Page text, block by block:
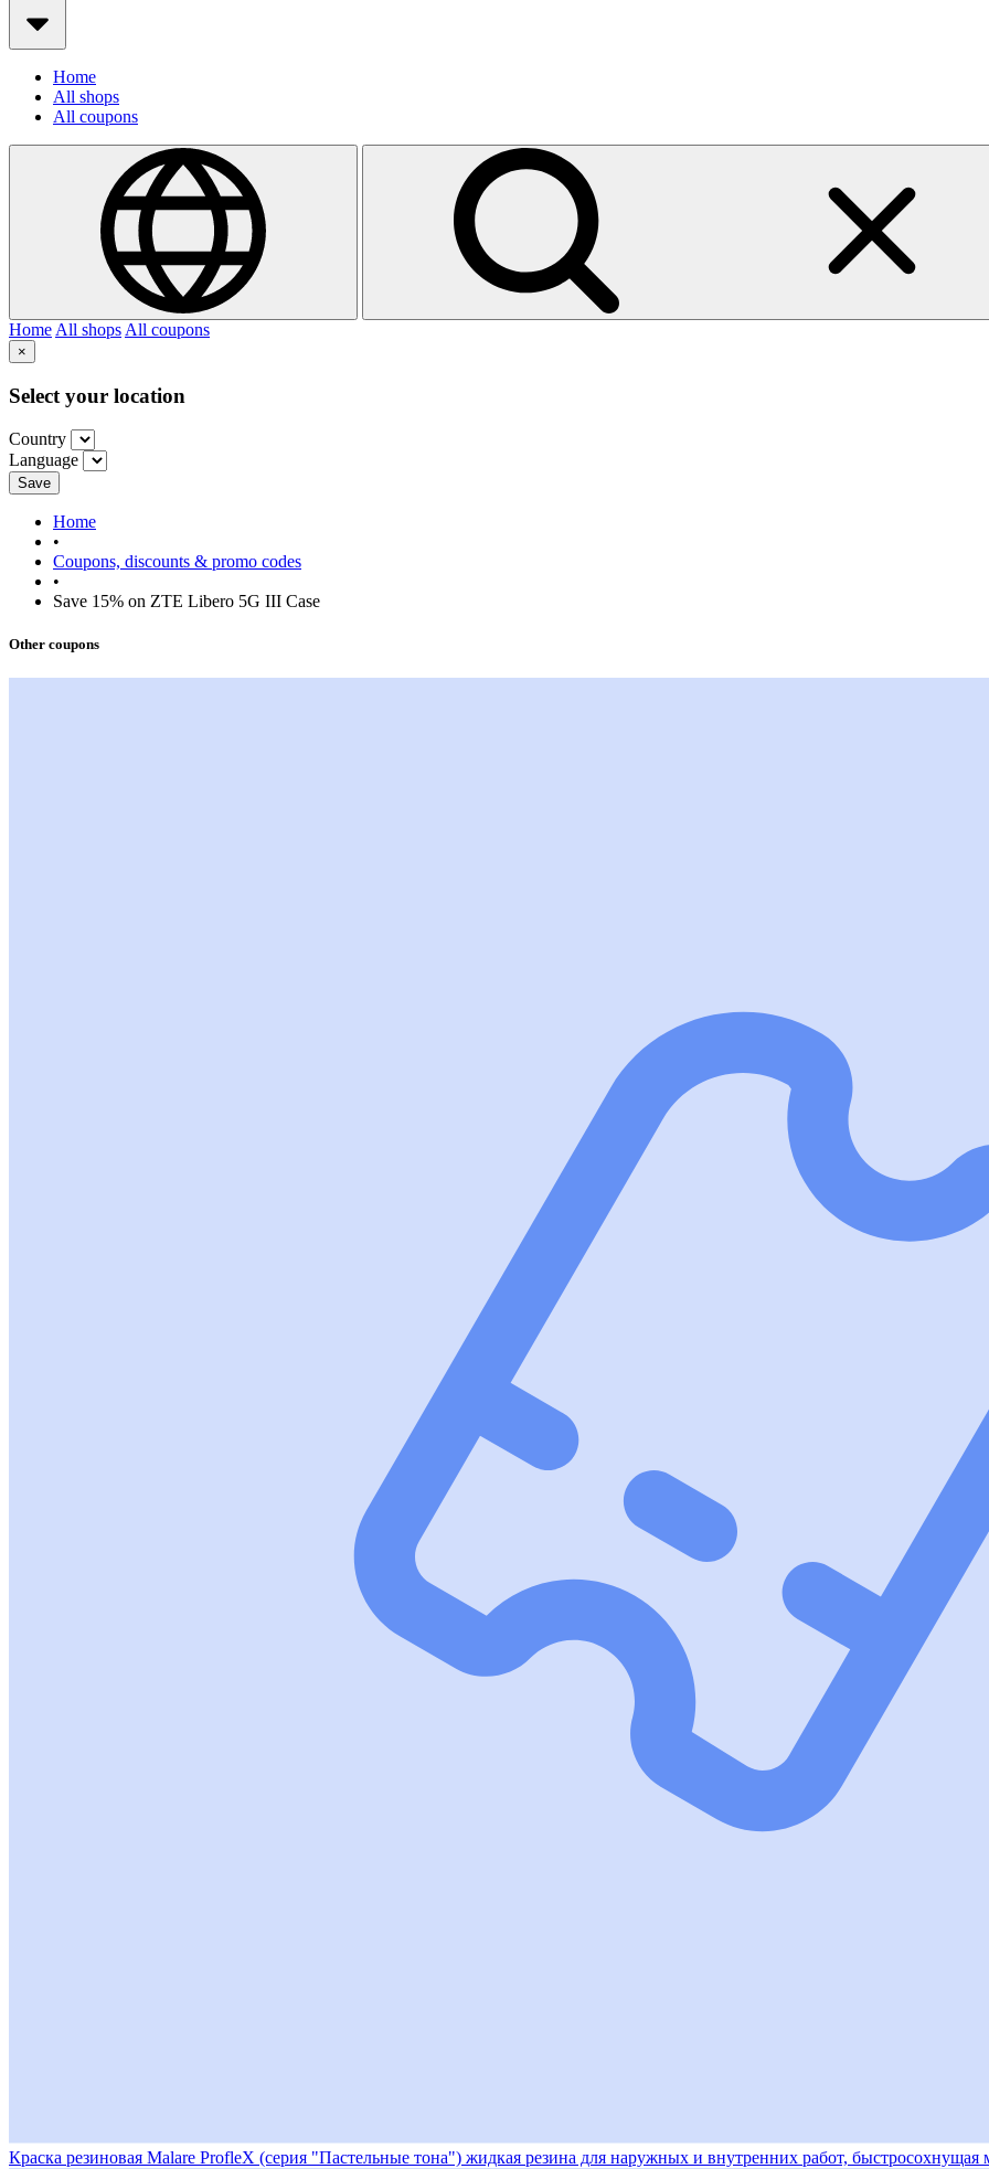
Home
All shops
All coupons
HomeAll shopsAll coupons
×
Select your location
Country
Language
Save
Home
•
Coupons, discounts & promo codes
•
Save 15% on ZTE Libero 5G III Case
Other coupons
Краска резиновая Malare ProfleX (серия "Пастельные тона") жидкая резина для наружных и внутренних работ,